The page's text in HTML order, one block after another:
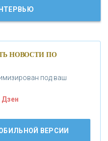
БАНК»
впервые за 19 лет -
НОВОСТИ ПО
под ваш
ВЕРСИИ